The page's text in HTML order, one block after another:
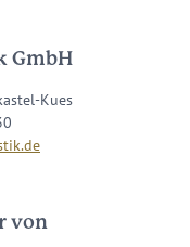
GmbH
Kues
von